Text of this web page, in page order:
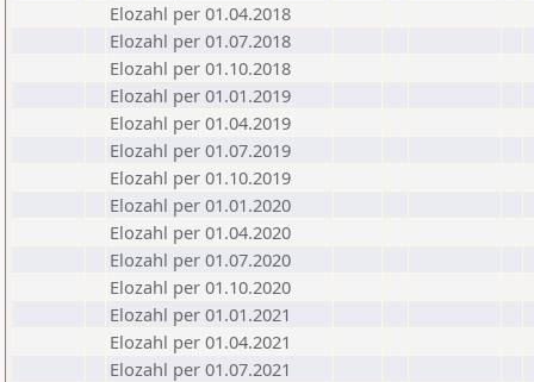
Elozahl per 01.04.2018
Elozahl per 01.07.2018
Elozahl per 01.10.2018
Elozahl per 01.01.2019
Elozahl per 01.04.2019
Elozahl per 01.07.2019
Elozahl per 01.10.2019
Elozahl per 01.01.2020
Elozahl per 01.04.2020
Elozahl per 01.07.2020
Elozahl per 01.10.2020
Elozahl per 01.01.2021
Elozahl per 01.04.2021
Elozahl per 01.07.2021